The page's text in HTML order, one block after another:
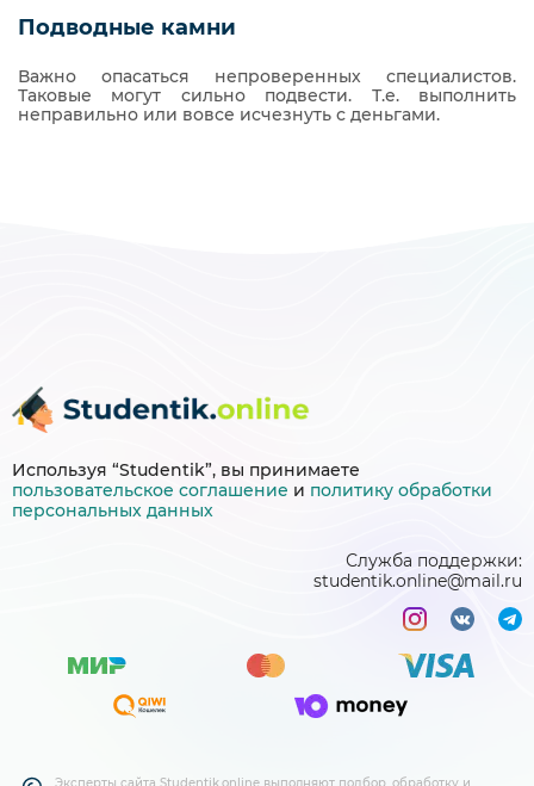
Подводные камни
Важно опасаться непроверенных специалистов.
Таковые могут сильно подвести. Т.е. выполнить
неправильно или вовсе исчезнуть с деньгами.
Используя “Studentik”, вы принимаете
пользовательское соглашение и политику обработки
персональных данных
Служба поддержки:
studentik.online@mail.ru